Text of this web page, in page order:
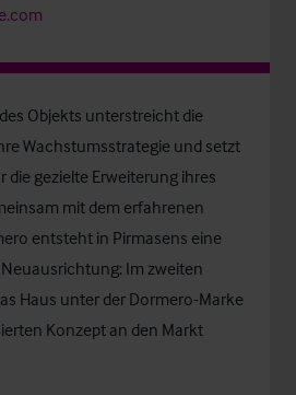
Objekts unterstreicht die
Wachstumsstrategie und setzt
die gezielte Erweiterung ihres
mit dem erfahrenen
entsteht in Pirmasens eine
Im zweiten
Haus unter der Dormero-Marke
Konzept an den Markt